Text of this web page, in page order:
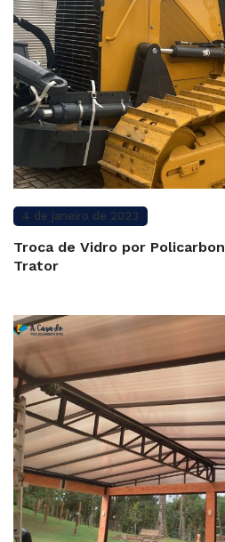
4 de janeiro de 2023
Troca de Vidro por
Trator